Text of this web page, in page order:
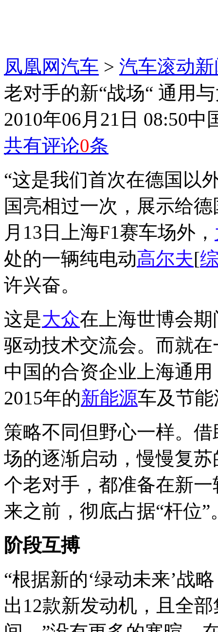
凤凰网汽车 > 汽车滚动
老对手的新“战场“ 通用
2010年06月21日 08:50中
共有评论0条
“这是我们首次在德国以
国亮相过一次，展示给
月13日上海F1赛车场外，
处的一辆纯电动高尔夫[
许兴奋。
这是大众在上海世博会
驱动技术交流会。而就
中国的合资企业上海通
2015年的新能源车及节
策略不同但野心一样。
场的逐渐启动，慢慢复
个老对手，都准备在新
来之前，彻底占据“杆位”
阶段互搏
“根据新的‘绿动未来’战
出12款新发动机，且全